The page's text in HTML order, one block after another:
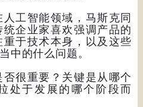
工智能领域，马斯克同
企业家喜欢强调产品的
于技术本身，以及这些
中的什么问题。
很重要？关键是从哪个
处于发展的哪个阶段而